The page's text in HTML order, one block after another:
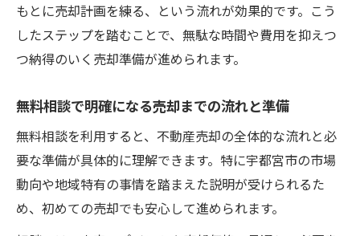
もとに売却計画を練る、という流れが効果的です。こう
したステップを踏むことで、無駄な時間や費用を抑えつ
つ納得のいく売却準備が進められます。
無料相談で明確になる売却までの流れと準備
無料相談を利用すると、不動産売却の全体的な流れと必
要な準備が具体的に理解できます。特に宇都宮市の市場
動向や地域特有の事情を踏まえた説明が受けられるた
め、初めての売却でも安心して進められます。